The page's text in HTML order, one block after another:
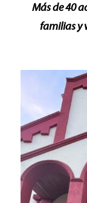
Más de 40
familias y